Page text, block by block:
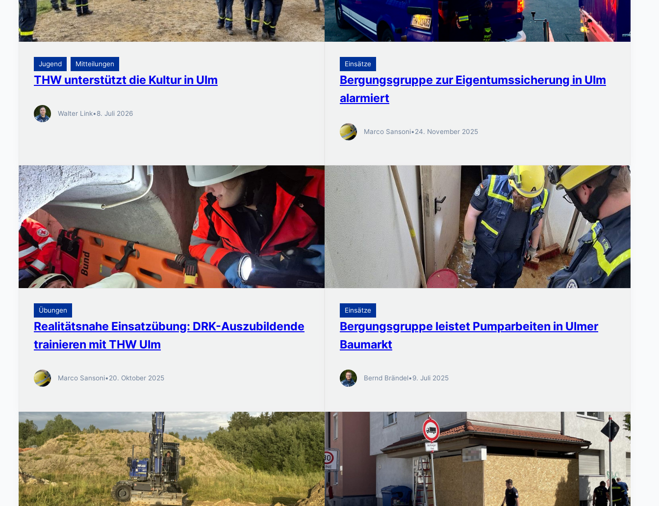
Jugend Mitteilungen
THW unterstützt die Kultur in Ulm
Walter Link•8. Juli 2026
Einsätze
Bergungsgruppe zur Eigentumssicherung in Ulm
alarmiert
Marco Sansoni•24. November 2025
Übungen
Realitätsnahe Einsatzübung: DRK-Auszubildende
trainieren mit THW Ulm
Marco Sansoni•20. Oktober 2025
Einsätze
Bergungsgruppe leistet Pumparbeiten in Ulmer
Baumarkt
Bernd Brändel•9. Juli 2025